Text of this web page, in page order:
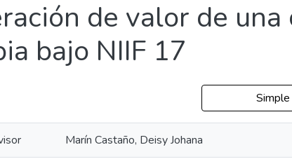
de valor de
bajo NIIF 17
Marín Castaño, Deisy Johana